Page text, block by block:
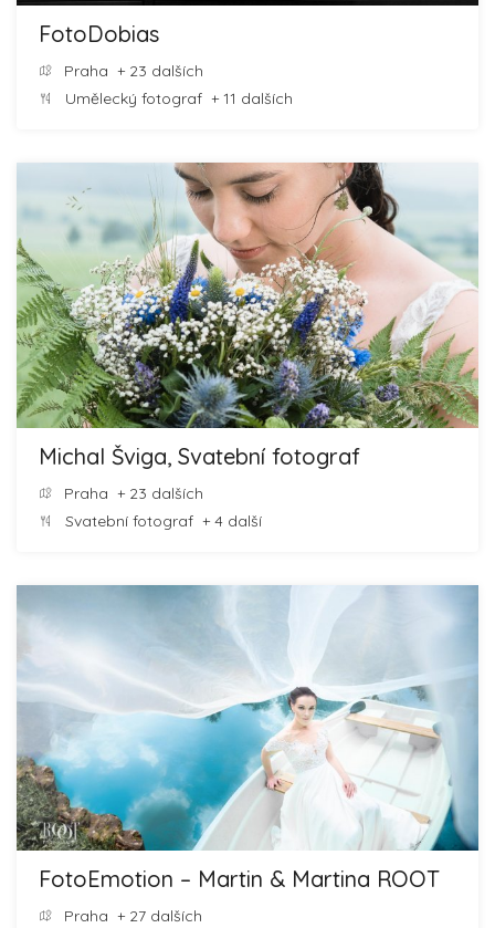
FotoDobias
Praha + 23 dalších
Umělecký fotograf + 11 dalších
Michal Šviga, Svatební fotograf
Praha + 23 dalších
Svatební fotograf + 4 další
FotoEmotion – Martin & Martina ROOT
Praha + 27 dalších